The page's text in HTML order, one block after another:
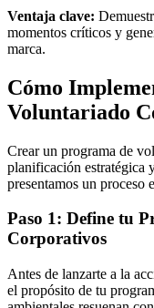
Ventaja clave:
momentos críticos y
marca.
Cómo
Voluntariado
Crear un programa de
planificación estratégica
presentamos un proceso
Paso 1: Define tu
Corporativos
Antes de lanzarte a la
el propósito de tu